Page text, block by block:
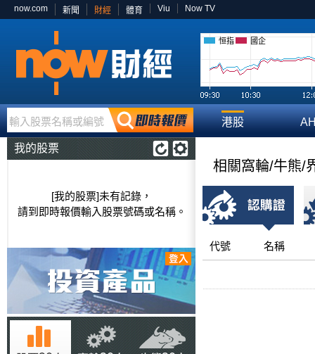
now.com 新聞 財經 體育 Viu Now TV
恒指 國企
輸入股票名稱或編號 港股
我的股票
[我的股票]未有記錄，
請到即時報價輸入股票號碼或名稱。
相關窩輪/牛熊/
代號 名稱